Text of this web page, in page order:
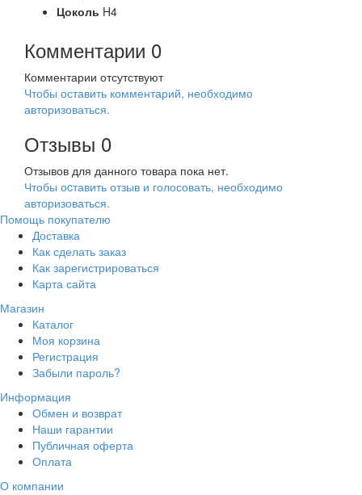
Цоколь H4
Комментарии 0
Комментарии отсутствуют
Чтобы оставить комментарий, необходимо
авторизоваться.
Отзывы 0
Отзывов для данного товара пока нет.
Чтобы оcтавить отзыв и голосовать, необходимо
авторизоваться.
Помощь покупателю
Доставка
Как сделать заказ
Как зарегистрироваться
Карта сайта
Магазин
Каталог
Моя корзина
Регистрация
Забыли пароль?
Информация
Обмен и возврат
Наши гарантии
Публичная оферта
Оплата
О компании